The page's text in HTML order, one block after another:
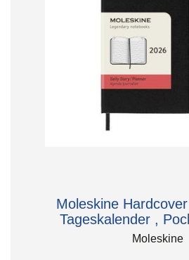
Moleskine
Tageskalender ,
Moleskine